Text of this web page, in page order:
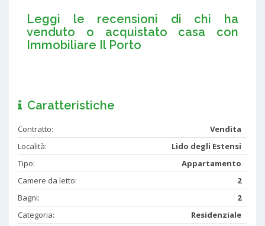
Leggi le recensioni di chi ha
venduto o acquistato casa con
Immobiliare Il Porto
Caratteristiche
Contratto:
Vendita
Località:
Lido degli Estensi
Tipo:
Appartamento
Camere da letto:
2
Bagni:
2
Categoria:
Residenziale